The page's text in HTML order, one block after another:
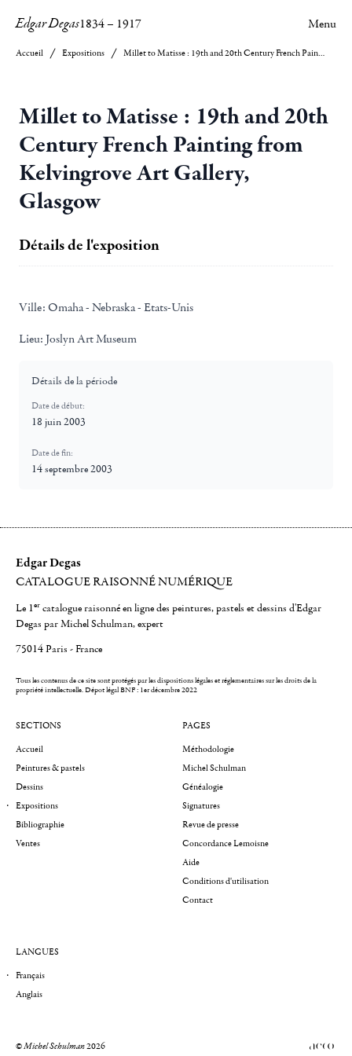
Edgar Degas1834– 1917 Menu
Accueil Expositions Millet to Matisse : 19th and 20th Century French Painting from Kelvingrove Art Gallery, Glasgow
Millet to Matisse : 19th and 20th
Century French Painting from
Kelvingrove Art Gallery,
Glasgow
Détails de l'exposition
Ville: Omaha - Nebraska - Etats-Unis
Lieu: Joslyn Art Museum
Détails de la période
Date de début:
18 juin 2003
Date de fin:
14 septembre 2003
Edgar Degas
CATALOGUE RAISONNÉ NUMÉRIQUE
Le 1er catalogue raisonné en ligne des peintures, pastels et dessins d'Edgar
Degas par Michel Schulman, expert
75014 Paris - France
Tous les contenus de ce site sont protégés par les dispositions légales et réglementaires sur les droits de la
propriété intellectuelle.Dépot légal BNF : 1er décembre 2022
SECTIONS
Accueil
Peintures & pastels
Dessins
Expositions
Bibliographie
Ventes
PAGES
Méthodologie
Michel Schulman
Généalogie
Signatures
Revue de presse
Concordance Lemoisne
Aide
Conditions d'utilisation
Contact
LANGUES
Français
Anglais
©Michel Schulman2026